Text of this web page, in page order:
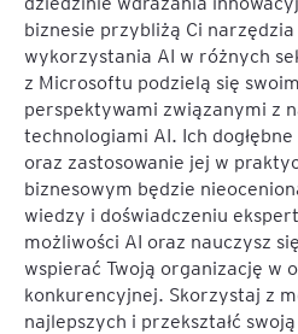
biznesie przybliżą Ci
wykorzystania AI w różnych
z Microsoftu podzielą się
perspektywami związanymi z
technologiami AI. Ich
oraz zastosowanie jej w
biznesowym będzie
wiedzy i doświadczeniu
możliwości AI oraz nauczysz
wspierać Twoją organizację w
konkurencyjnej. Skorzystaj z
najlepszych i przekształć